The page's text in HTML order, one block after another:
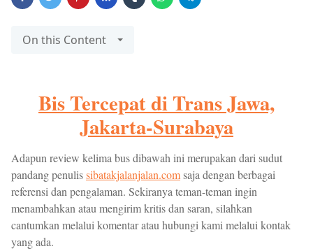
On this Content
Bis Tercepat di Trans Jawa,
Jakarta-Surabaya
Adapun review kelima bus dibawah ini merupakan dari sudut
pandang penulissibatakjalanjalan.comsaja dengan berbagai
referensi dan pengalaman. Sekiranya teman-teman ingin
menambahkan atau mengirim kritis dan saran, silahkan
cantumkan melalui komentar atau hubungi kami melalui kontak
yang ada.